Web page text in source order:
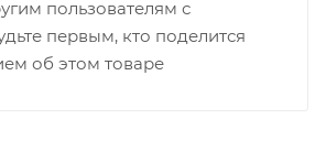
пользователям с
первым, кто поделится
об этом товаре